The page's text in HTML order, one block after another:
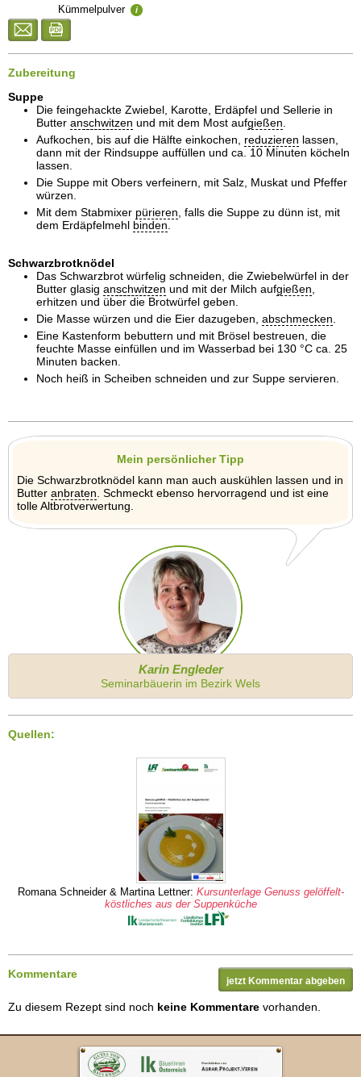
Kümmelpulver i
Zubereitung
Suppe
Die feingehackte Zwiebel, Karotte, Erdäpfel und Sellerie in
Butter anschwitzen und mit dem Most aufgießen
Aufkochen, bis auf die Hälfte einkochen, reduzieren lassen,
dann mit der Rindsuppe auffüllen und ca. 10 Minuten köcheln
lassen.
Die Suppe mit Obers verfeinern, mit Salz, Muskat und Pfeffer
würzen.
Mit dem Stabmixer pürieren , falls die Suppe zu dünn ist, mit
dem Erdäpfelmehl binden
Schwarzbrotknödel
Das Schwarzbrot würfelig schneiden, die Zwiebelwürfel in der
Butter glasig anschwitzen und mit der Milch aufgießen
erhitzen und über die Brotwürfel geben.
Die Masse würzen und die Eier dazugeben, abschmecken
Eine Kastenform bebuttern und mit Brösel bestreuen, die
feuchte Masse einfüllen und im Wasserbad bei 130 °C ca. 25
Minuten backen.
Noch heiß in Scheiben schneiden und zur Suppe servieren.
Mein persönlicher Tipp
Die Schwarzbrotknödel kann man auch auskühlen lassen und in
Butter anbraten . Schmeckt ebenso hervorragend und ist eine
tolle Altbrotverwertung.
Karin Engleder
Seminarbäuerin im Bezirk Wels
Quellen:
Romana Schneider & Martina Lettner: Kursunterlage Genuss gelöffelt-
köstliches aus der Suppenküche
jetzt Kommentar abgeben
Kommentare
Zu diesem Rezept sind noch keine Kommentare vorhanden.